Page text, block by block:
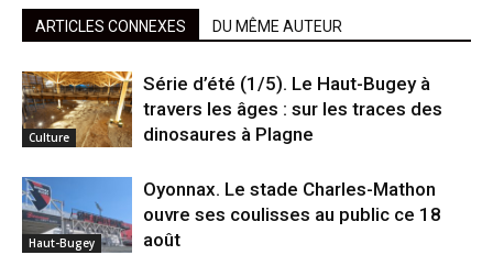
ARTICLES CONNEXES DU MÊME AUTEUR
Culture
Série d’été (1/5). Le Haut-Bugey à
travers les âges : sur les traces des
dinosaures à Plagne
Haut-Bugey
Oyonnax. Le stade Charles-Mathon
ouvre ses coulisses au public ce 18
août